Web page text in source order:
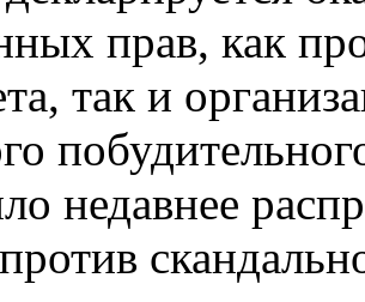
прав, как
так и
недавнее